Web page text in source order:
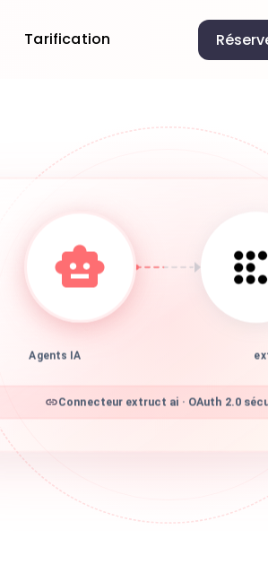
Tarification
Agents IA
Connecteur extruct ai · OAuth 2.0